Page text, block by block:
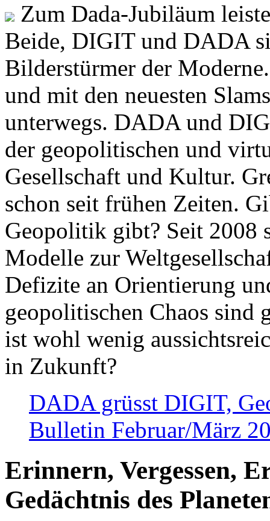
Zum Dada-Jubiläum
Beide, DIGIT und DADA
Bilderstürmer der
und mit den neuesten
unterwegs. DADA und
der geopolitischen und
Gesellschaft und Kultur.
schon seit frühen Zeiten.
Geopolitik gibt? Seit 2008
Modelle zur
Defizite an Orientierung
geopolitischen Chaos sind
ist wohl wenig
in Zukunft?
DADA grüsst DIGIT,
Bulletin Februar/März
Erinnern, Vergessen,
Gedächtnis des